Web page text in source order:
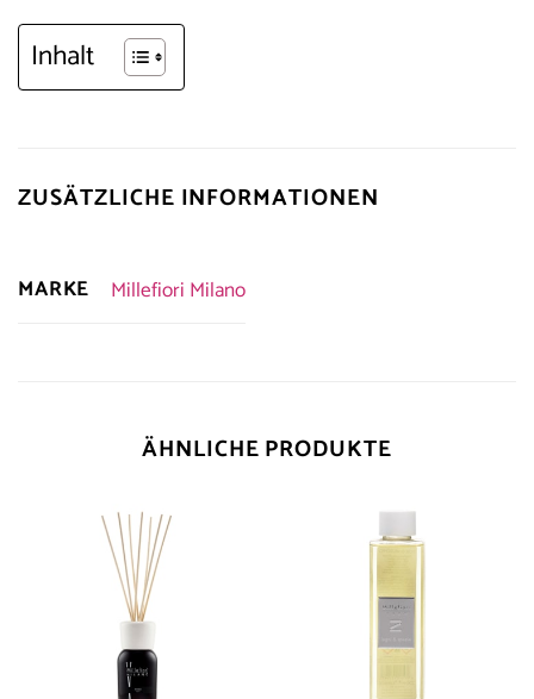
Inhalt
ZUSÄTZLICHE INFORMATIONEN
MARKE Millefiori Milano
ÄHNLICHE PRODUKTE